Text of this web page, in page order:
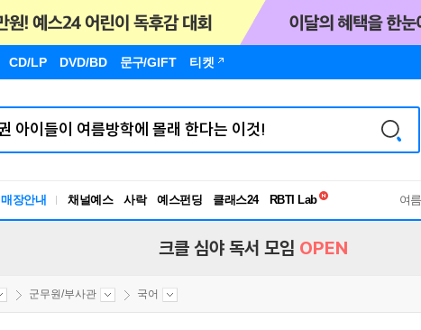
CD/LP DVD/BD 문구/GIFT 티켓
매장안내 채널예스 사락 예스펀딩 클래스24
RBTI Lab
독서유형검사
여
크클 심야 독서 모임 OPEN
군무원/부사관 국어